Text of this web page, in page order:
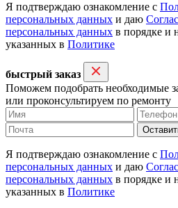
Я подтверждаю ознакомление с
персональных данных и даю
персональных данных в порядке и
указанных в Политике
быстрый заказ
Поможем подобрать необходимые
или проконсультируем по ремонту
Я подтверждаю ознакомление с
персональных данных и даю
персональных данных в порядке и
указанных в Политике